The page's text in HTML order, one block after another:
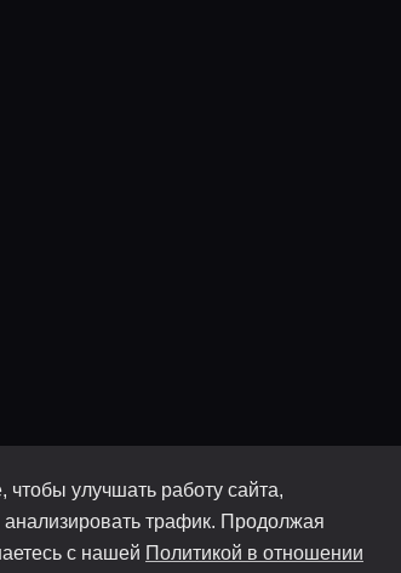
улучшать работу сайта,
анализировать трафик. Продолжая
с нашей Политикой в отношении